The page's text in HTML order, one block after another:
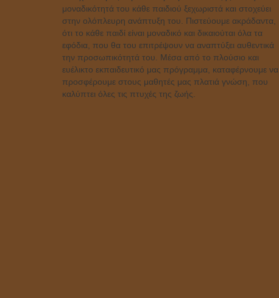
μοναδικότητά του κάθε παιδιού ξεχωριστά και στοχεύει
στην ολόπλευρη ανάπτυξη του. Πιστεύουμε ακράδαντα,
ότι το κάθε παιδί είναι μοναδικό και δικαιούται όλα τα
εφόδια, που θα του επιτρέψουν να αναπτύξει αυθεντικά
την προσωπικότητά του. Μέσα από το πλούσιο και
ευέλικτο εκπαιδευτικό μας πρόγραμμα, καταφέρνουμε να
προσφέρουμε στους μαθητές μας πλατιά γνώση, που
καλύπτει όλες τις πτυχές της ζωής.